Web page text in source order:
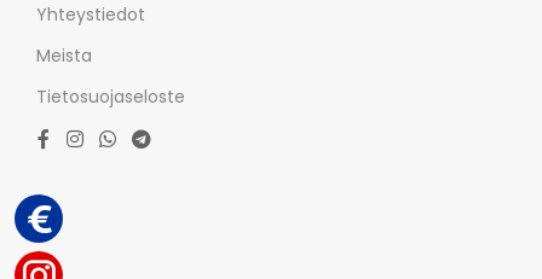
Yhteystiedot
Meista
Tietosuojaseloste